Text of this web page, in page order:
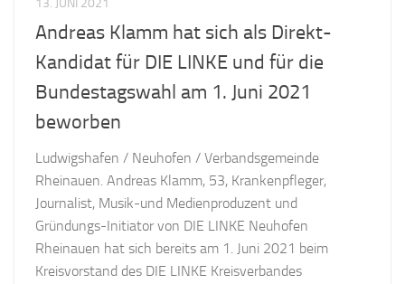
13. JUNI 2021
Andreas Klamm hat sich als Direkt-
Kandidat für DIE LINKE und für die
Bundestagswahl am 1. Juni 2021
beworben
Ludwigshafen / Neuhofen / Verbandsgemeinde
Rheinauen. Andreas Klamm, 53, Krankenpfleger,
Journalist, Musik-und Medienproduzent und
Gründungs-Initiator von DIE LINKE Neuhofen
Rheinauen hat sich bereits am 1. Juni 2021 beim
Kreisvorstand des DIE LINKE Kreisverbandes